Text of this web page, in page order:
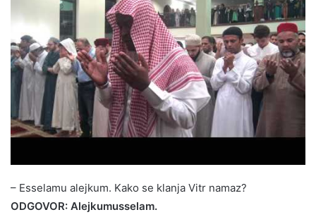
– Esselamu alejkum. Kako se klanja Vitr namaz?
ODGOVOR: Alejkumusselam.